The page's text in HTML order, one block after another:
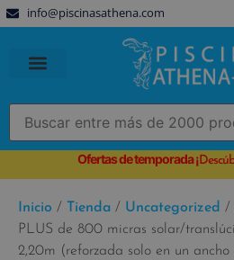
info@piscinasathena.com
Ofertas de temporada¡
Inicio / Tienda / Uncategorized /
PLUS de 800 micras solar/
2,20m (reforzada solo en un